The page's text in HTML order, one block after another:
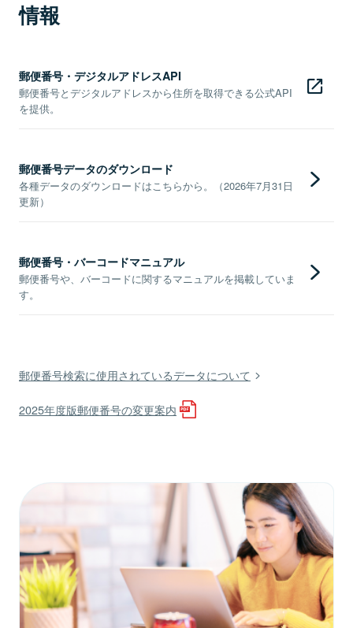
情報
郵便番号・デジタルアドレスAPI
郵便番号とデジタルアドレスから住所を取得できる公式API
を提供。
郵便番号データのダウンロード
各種データのダウンロードはこちらから。（2026年7月31日
更新）
郵便番号・バーコードマニュアル
郵便番号や、バーコードに関するマニュアルを掲載していま
す。
郵便番号検索に使用されているデータについて
2025年度版郵便番号の変更案内